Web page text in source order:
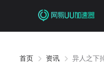
首页 资讯 异人之下